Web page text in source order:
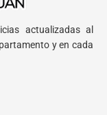
actualizadas al
y en cada